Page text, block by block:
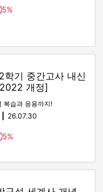
Point
5%
학기 중간고사 내신
개정]
복습과 응용까지!
26.07.30
Point
5%